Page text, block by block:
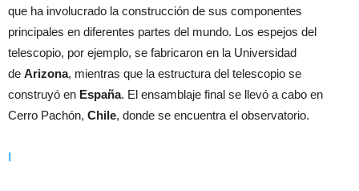
que ha involucrado la construcción de sus componentes
principales en diferentes partes del mundo. Los espejos del
telescopio, por ejemplo, se fabricaron en la Universidad
de Arizona, mientras que la estructura del telescopio se
construyó en España. El ensamblaje final se llevó a cabo en
Cerro Pachón, Chile, donde se encuentra el observatorio.
l